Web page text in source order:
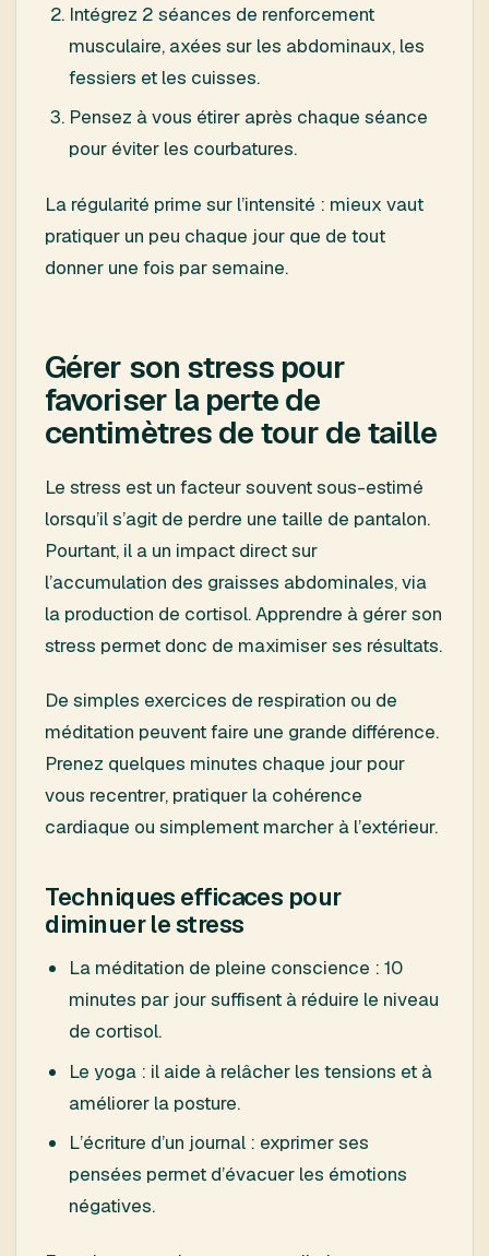
Intégrez 2 séances de renforcement
musculaire, axées sur les abdominaux, les
fessiers et les cuisses.
Pensez à vous étirer après chaque séance
pour éviter les courbatures.
La régularité prime sur l’intensité : mieux vaut
pratiquer un peu chaque jour que de tout
donner une fois par semaine.
Gérer son stress pour
favoriser la perte de
centimètres de tour de taille
Le stress est un facteur souvent sous-estimé
lorsqu’il s’agit de perdre une taille de pantalon.
Pourtant, il a un impact direct sur
l’accumulation des graisses abdominales, via
la production de cortisol. Apprendre à gérer son
stress permet donc de maximiser ses résultats.
De simples exercices de respiration ou de
méditation peuvent faire une grande différence.
Prenez quelques minutes chaque jour pour
vous recentrer, pratiquer la cohérence
cardiaque ou simplement marcher à l’extérieur.
Techniques efficaces pour
diminuer le stress
La méditation de pleine conscience : 10
minutes par jour suffisent à réduire le niveau
de cortisol.
Le yoga : il aide à relâcher les tensions et à
améliorer la posture.
L’écriture d’un journal : exprimer ses
pensées permet d’évacuer les émotions
négatives.